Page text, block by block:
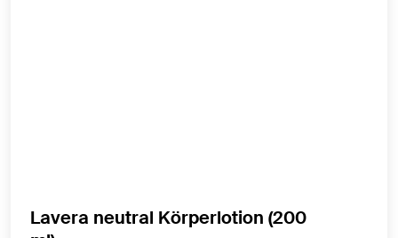
Lavera neutral Körperlotion (200